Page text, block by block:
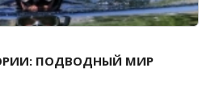
ПОДВОДНЫЙ МИР